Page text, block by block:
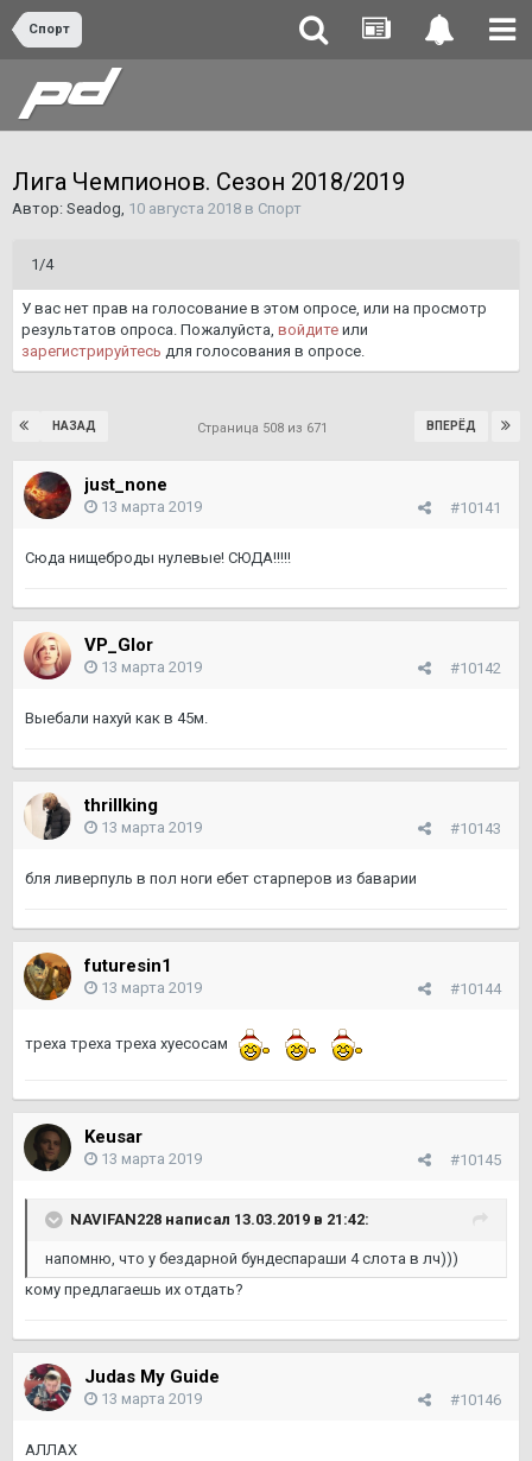
Спорт
Лига Чемпионов. Сезон 2018/2019
Автор: Seadog, 10 августа 2018 в Спорт
1/4
У вас нет прав на голосование в этом опросе, или на просмотр
результатов опроса. Пожалуйста, войдите или
зарегистрируйтесь для голосования в опросе.
НАЗАД ВПЕРЁД
Страница 508 из 671
just_none
#10141
13 марта 2019
Сюда нищеброды нулевые! СЮДА!!!!!
VP_Glor
#10142
13 марта 2019
Выебали нахуй как в 45м.
thrillking
#10143
13 марта 2019
бля ливерпуль в пол ноги ебет старперов из баварии
futuresin1
#10144
13 марта 2019
треха треха треха хуесосам
Keusar
#10145
13 марта 2019
NAVIFAN228 написал 13.03.2019 в 21:42:
напомню, что у бездарной бундеспараши 4 слота в лч)))
кому предлагаешь их отдать?
Judas My Guide
#10146
13 марта 2019
АЛЛАХ